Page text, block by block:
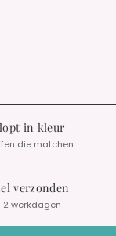
in kleur
die matchen
verzonden
2 werkdagen